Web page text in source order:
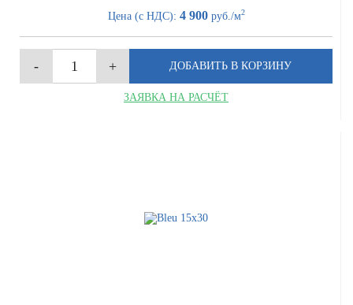
Цена (с НДС): 4 900руб./м2
ЗАЯВКА НА РАСЧЁТ